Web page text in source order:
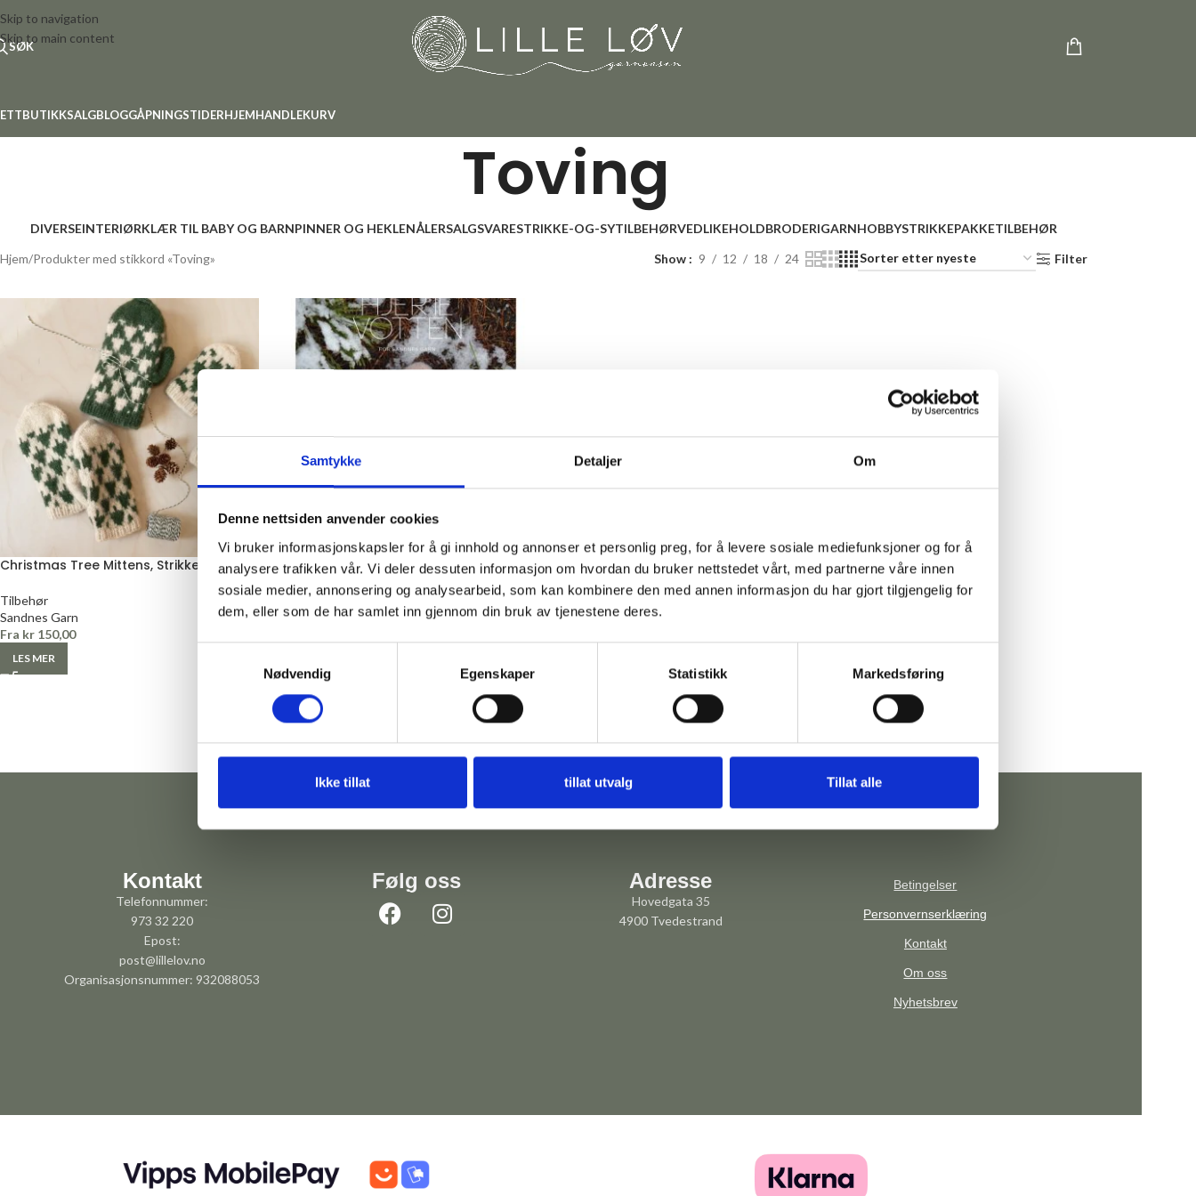
Samtykke Detaljer Om
Denne nettsiden anvender cookies
Vi bruker informasjonskapsler for å gi innhold og annonser et personlig preg, for å levere sosiale mediefunksjoner og for å
analysere trafikken vår. Vi deler dessuten informasjon om hvordan du bruker nettstedet vårt, med partnerne våre innen
sosiale medier, annonsering og analysearbeid, som kan kombinere den med annen informasjon du har gjort tilgjengelig for
dem, eller som de har samlet inn gjennom din bruk av tjenestene deres.
Nødvendig
Egenskaper Statistikk Markedsføring
Ikke tillat tillat utvalg Tillat alle
Skip to navigation
Skip to main content
SØK
SALGBLOGGÅPNINGSTIDERHJEMHANDLEKURV
Toving
DIVERSEINTERIØRKLÆR TIL BABY OG BARNPINNER OG HEKLENÅLERSALGSVARESTRIKKE-OG-SYTILBEHØRVEDLIKEHOLDBRODERIGARNHOBBYSTRIKKEPAKKETILBEHØR
Hjem Produkter med stikkord «Toving» Show 9 12 18 24 Filter
Christmas Tree Mittens, Strikkepakke
Tilbehør
Sandnes Garn
Fra kr 150,00
LES MER
KongleBySigrun Hjertevotten –
Strikkepakke
Tilbehør
Kontakt
Telefonnummer:
973 32 220
Epost:
post@lillelov.no
Organisasjonsnummer: 932088053
Følg oss Adresse
Hovedgata 35
4900 Tvedestrand
Betingelser
Personvernserklæring
Kontakt
Om oss
Nyhetsbrev